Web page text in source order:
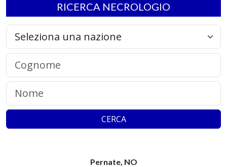
RICERCA NECROLOGIO
CERCA
Pernate, NO